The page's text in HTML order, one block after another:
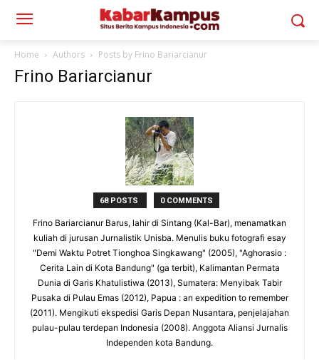
Home Authors Posts by Frino Bariarcianur
Frino Bariarcianur
68 POSTS 0 COMMENTS
Frino Bariarcianur Barus, lahir di Sintang (Kal-Bar), menamatkan
kuliah di jurusan Jurnalistik Unisba. Menulis buku fotografi esay
"Demi Waktu Potret Tionghoa Singkawang" (2005), "Aghorasio :
Cerita Lain di Kota Bandung" (ga terbit), Kalimantan Permata
Dunia di Garis Khatulistiwa (2013), Sumatera: Menyibak Tabir
Pusaka di Pulau Emas (2012), Papua : an expedition to remember
(2011). Mengikuti ekspedisi Garis Depan Nusantara, penjelajahan
pulau-pulau terdepan Indonesia (2008). Anggota Aliansi Jurnalis
Independen kota Bandung.